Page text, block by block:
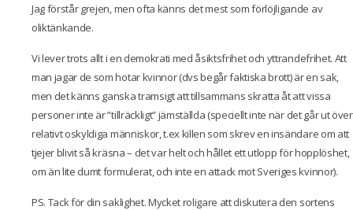
Jag förstår grejen, men ofta känns det mest som förlöjligande av
oliktänkande.
Vi lever trots allt i en demokrati med åsiktsfrihet och yttrandefrihet. Att
man jagar de som hotar kvinnor (dvs begår faktiska brott) är en sak,
men det känns ganska tramsigt att tillsammans skratta åt att vissa
personer inte är ”tillräckligt” jämställda (speciellt inte när det går ut över
relativt oskyldiga människor, t.ex killen som skrev en insändare om att
tjejer blivit så kräsna – det var helt och hållet ett utlopp för hopplöshet,
om än lite dumt formulerat, och inte en attack mot Sveriges kvinnor).
PS. Tack för din saklighet. Mycket roligare att diskutera den sortens